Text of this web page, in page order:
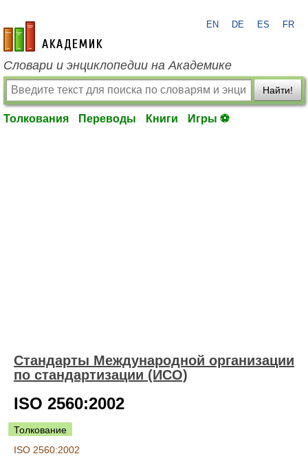
academic.ru
EN DE ES FR
Словари и энциклопедии на Академике
Найти!
Толкования Переводы Книги Игры ⚽
Стандарты Международной организации
по стандартизации (ИСО)
ISO 2560:2002
Толкование
ISO 2560:2002